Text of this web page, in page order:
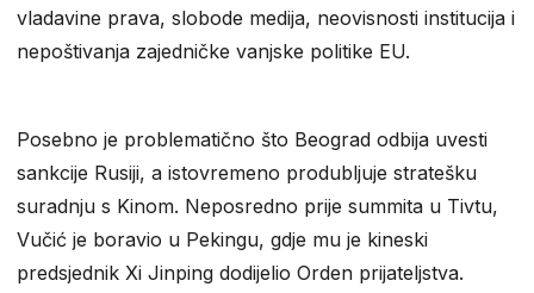
vladavine prava, slobode medija, neovisnosti institucija i
nepoštivanja zajedničke vanjske politike EU.
Posebno je problematično što Beograd odbija uvesti
sankcije Rusiji, a istovremeno produbljuje stratešku
suradnju s Kinom. Neposredno prije summita u Tivtu,
Vučić je boravio u Pekingu, gdje mu je kineski
predsjednik Xi Jinping dodijelio Orden prijateljstva.